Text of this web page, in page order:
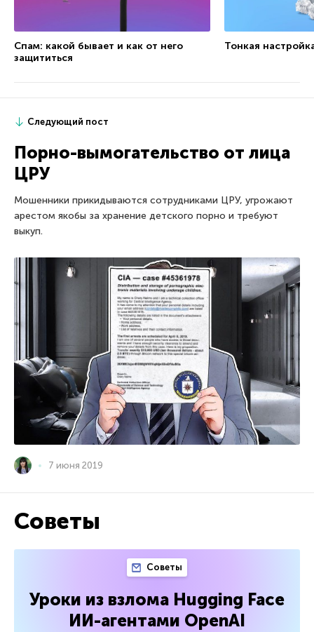
Спам: какой бывает и как от него
защититься
Тонкая
Следующий пост
Порно-вымогательство от лица
ЦРУ
Мошенники прикидываются сотрудниками ЦРУ, угрожают
арестом якобы за хранение детского порно и требуют
выкуп.
7 июня 2019
Советы
Советы
Уроки из взлома Hugging Face
ИИ-агентами OpenAI